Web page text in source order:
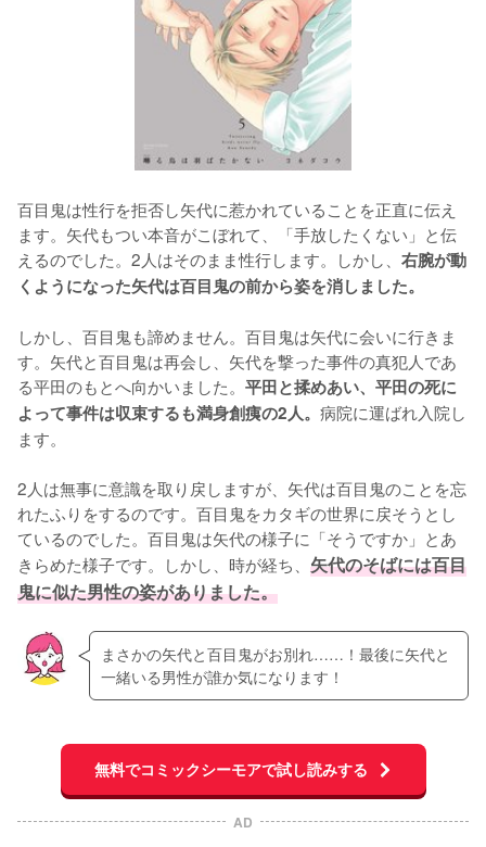
百目鬼は性行を拒否し矢代に惹かれていることを正直に伝え
ます。矢代もつい本音がこぼれて、「手放したくない」と伝
えるのでした。2人はそのまま性行します。しかし、 右腕が動
くようになった矢代は百目鬼の前から姿を消しました。
しかし、百目鬼も諦めません。百目鬼は矢代に会いに行きま
す。矢代と百目鬼は再会し、矢代を撃った事件の真犯人であ
る平田のもとへ向かいました。 平田と揉めあい、平田の死に
よって事件は収束するも満身創痍の2人。 病院に運ばれ入院し
ます。
2人は無事に意識を取り戻しますが、矢代は百目鬼のことを忘
れたふりをするのです。百目鬼をカタギの世界に戻そうとし
ているのでした。百目鬼は矢代の様子に「そうですか」とあ
きらめた様子です。しかし、時が経ち、 矢代のそばには百目
鬼に似た男性の姿がありました。
まさかの矢代と百目鬼がお別れ……！最後に矢代と
一緒いる男性が誰か気になります！
無料でコミックシーモアで試し読みする
AD